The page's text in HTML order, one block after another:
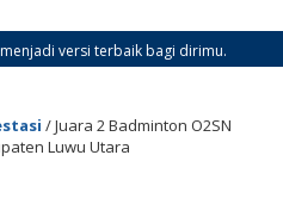
versi terbaik bagi dirimu.
4 Januari 2026
/Juara 2 Badminton O2SN
Luwu Utara